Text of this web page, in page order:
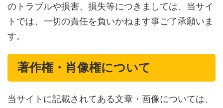
のトラブルや損害、損失等につきましては、当サイ
トでは、一切の責任を負いかねます事ご了承願いま
す。
著作権・肖像権について
当サイトに記載されてある文章・画像については、